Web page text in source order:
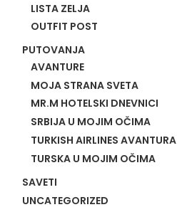
LISTA ZELJA
OUTFIT POST
PUTOVANJA
AVANTURE
MOJA STRANA SVETA
MR.M HOTELSKI DNEVNICI
SRBIJA U MOJIM OČIMA
TURKISH AIRLINES AVANTURA
TURSKA U MOJIM OČIMA
SAVETI
UNCATEGORIZED